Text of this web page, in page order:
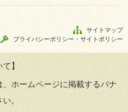
サイトマップ
プライバシーポリシー・サイトポリシー
】
、ホームページに掲載するバナ
。